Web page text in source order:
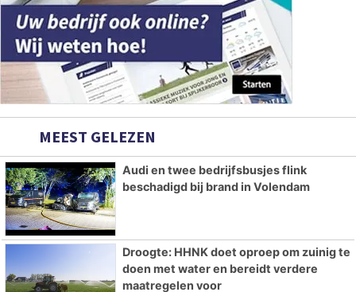
MEEST GELEZEN
Audi en twee bedrijfsbusjes flink
beschadigd bij brand in Volendam
Droogte: HHNK doet oproep om zuinig te
doen met water en bereidt verdere
maatregelen voor